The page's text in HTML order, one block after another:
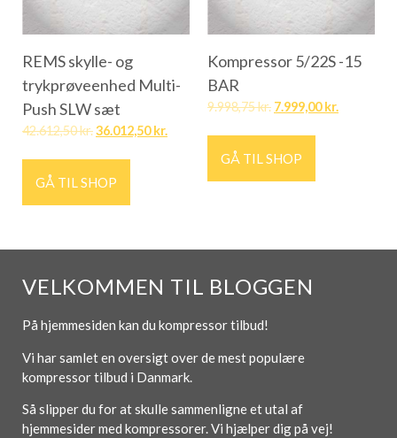
REMS skylle- og
trykprøveenhed Multi-
Push SLW sæt
42.612,50kr.36.012,50kr.
GÅ TIL SHOP
Kompressor 5/22S -15
BAR
9.998,75kr. 7.999,00kr.
GÅ TIL SHOP
VELKOMMEN TIL BLOGGEN
På hjemmesiden kan du kompressor tilbud!
Vi har samlet en oversigt over de mest populære
kompressor tilbud i Danmark.
Så slipper du for at skulle sammenligne et utal af
hjemmesider med kompressorer. Vi hjælper dig på vej!